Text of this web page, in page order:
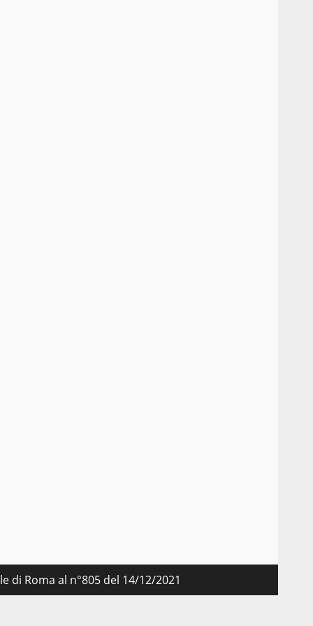
Roma al n°805 del 14/12/2021